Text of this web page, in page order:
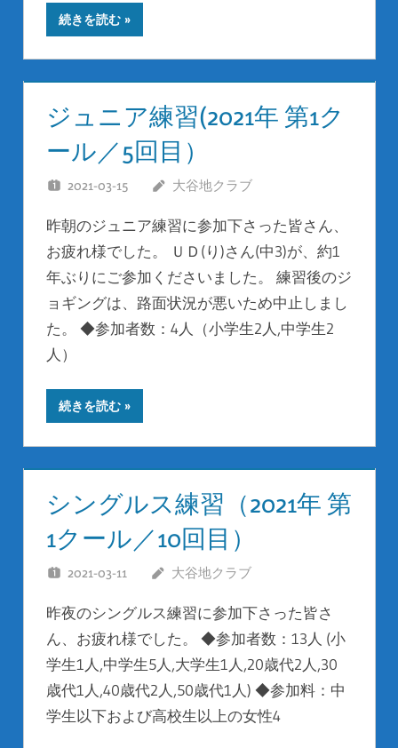
続きを読む
ジュニア練習(2021年 第1ク
ール／5回目）
2021-03-15 大谷地クラブ
昨朝のジュニア練習に参加下さった皆さん、
お疲れ様でした。 ＵＤ(り)さん(中3)が、約1
年ぶりにご参加くださいました。 練習後のジ
ョギングは、路面状況が悪いため中止しまし
た。 ◆参加者数：4人（小学生2人,中学生2
人）
続きを読む
シングルス練習（2021年 第
1クール／10回目）
2021-03-11 大谷地クラブ
昨夜のシングルス練習に参加下さった皆さ
ん、お疲れ様でした。 ◆参加者数：13人 (小
学生1人,中学生5人,大学生1人,20歳代2人,30
歳代1人,40歳代2人,50歳代1人) ◆参加料：中
学生以下および高校生以上の女性4